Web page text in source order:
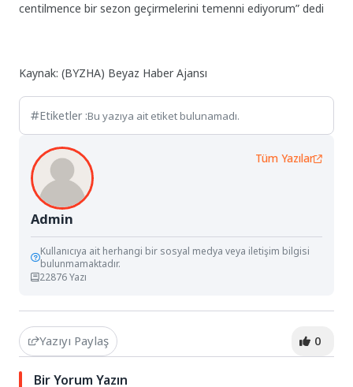
centilmence bir sezon geçirmelerini temenni ediyorum” dedi
Kaynak: (BYZHA) Beyaz Haber Ajansı
Etiketler :Bu yazıya ait etiket bulunamadı.
Admin
Tüm Yazılar
Kullanıcıya ait herhangi bir sosyal medya veya iletişim bilgisi
bulunmamaktadır.
22876 Yazı
Yazıyı Paylaş 0
Bir Yorum Yazın